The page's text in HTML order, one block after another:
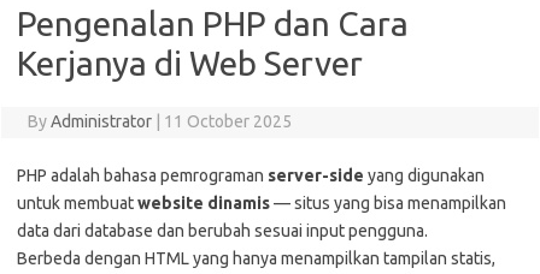
Pengenalan PHP dan Cara
Kerjanya di Web Server
ByAdministrator 11 October 2025
PHP adalah bahasa pemrograman server-side yang digunakan
untuk membuatwebsite dinamis— situs yang bisa menampilkan
data dari database dan berubah sesuai input pengguna.
Berbeda dengan HTML yang hanya menampilkan tampilan statis,